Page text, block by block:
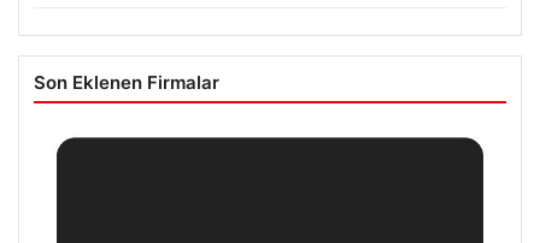
Son Eklenen Firmalar